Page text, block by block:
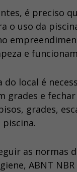
é preciso
o uso da
e
do local é
grades e
grades,
as normas
ABNT